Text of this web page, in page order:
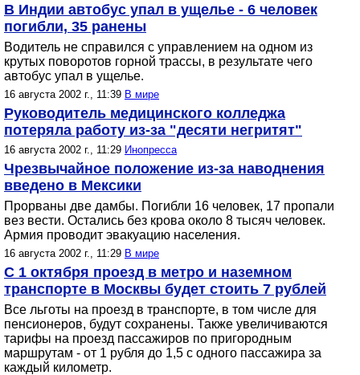
В Индии автобус упал в ущелье - 6 человек
погибли, 35 ранены
Водитель не справился с управлением на одном из
крутых поворотов горной трассы, в результате чего
автобус упал в ущелье.
16 августа 2002 г., 11:39 В мире
Руководитель медицинского колледжа
потеряла работу из-за "десяти негритят"
16 августа 2002 г., 11:29 Инопресса
Чрезвычайное положение из-за наводнения
введено в Мексики
Прорваны две дамбы. Погибли 16 человек, 17 пропали
вез вести. Остались без крова около 8 тысяч человек.
Армия проводит эвакуацию населения.
16 августа 2002 г., 11:29 В мире
С 1 октября проезд в метро и наземном
транспорте в Москвы будет стоить 7 рублей
Все льготы на проезд в транспорте, в том числе для
пенсионеров, будут сохранены. Также увеличиваются
тарифы на проезд пассажиров по пригородным
маршрутам - от 1 рубля до 1,5 с одного пассажира за
каждый километр.